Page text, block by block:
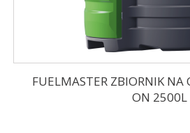
FUELMASTER ZBIORNIK NA
ON 2500L